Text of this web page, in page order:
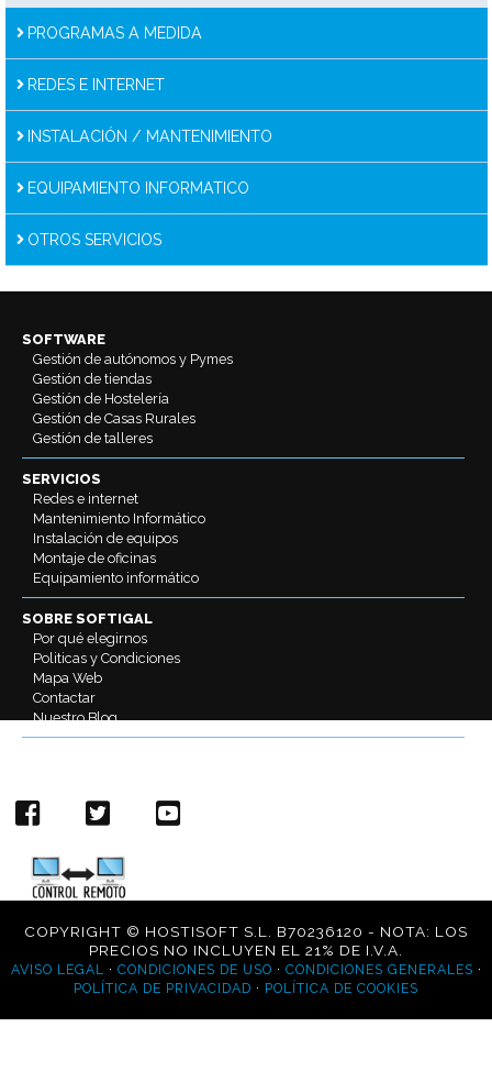
PROGRAMAS A MEDIDA
REDES E INTERNET
INSTALACIÓN / MANTENIMIENTO
EQUIPAMIENTO INFORMATICO
OTROS SERVICIOS
SOFTWARE
Gestión de autónomos y Pymes
Gestión de tiendas
Gestión de Hostelería
Gestión de Casas Rurales
Gestión de talleres
SERVICIOS
Redes e internet
Mantenimiento Informático
Instalación de equipos
Montaje de oficinas
Equipamiento informático
SOBRE SOFTIGAL
Por qué elegirnos
Politicas y Condiciones
Mapa Web
Contactar
Nuestro Blog
COPYRIGHT © HOSTISOFT S.L. B70236120 - NOTA: LOS
PRECIOS NO INCLUYEN EL 21% DE I.V.A.
AVISO LEGAL · CONDICIONES DE USO · CONDICIONES GENERALES ·
POLÍTICA DE PRIVACIDAD · POLÍTICA DE COOKIES